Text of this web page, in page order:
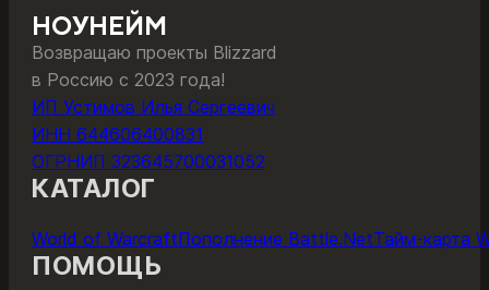
10250 ₽
вариаций.
Опции
можно
выбрать
на
НОУНЕЙМ
Возвращаю проекты Blizzard
в Россию с 2023 года!
ИП Устимов Илья Сергеевич
ИНН 644606400831
ОГРНИП 323645700031052
КАТАЛОГ
World of WarcraftПополнение Battle.NetТайм-карта
ПОМОЩЬ